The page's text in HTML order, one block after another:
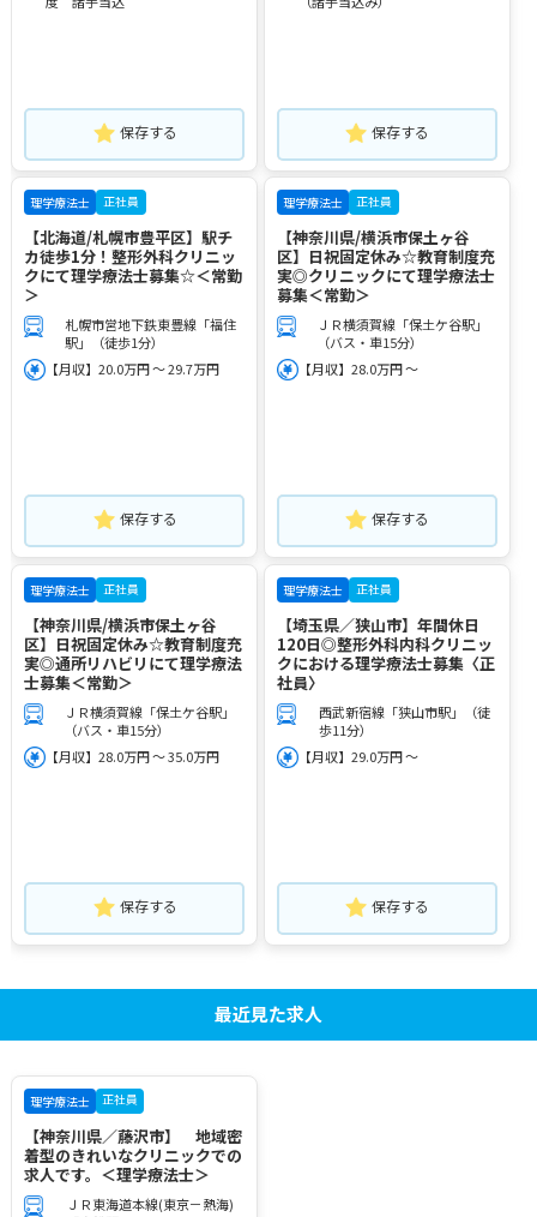
保存する 保存する
理学療法士 正社員
【北海道/札幌市豊平区】駅チ
カ徒歩1分！整形外科クリニッ
クにて理学療法士募集☆＜常勤
＞
札幌市営地下鉄東豊線「福住
駅」（徒歩1分）
【月収】20.0万円 ～ 29.7万円
保存する
理学療法士 正社員
【神奈川県/横浜市保土ヶ谷
区】日祝固定休み☆教育制度充
実◎クリニックにて理学療法士
募集＜常勤＞
ＪＲ横須賀線「保土ケ谷駅」
（バス・車15分）
【月収】28.0万円 ～
保存する
理学療法士 正社員
【神奈川県/横浜市保土ヶ谷
区】日祝固定休み☆教育制度充
実◎通所リハビリにて理学療法
士募集＜常勤＞
ＪＲ横須賀線「保土ケ谷駅」
（バス・車15分）
【月収】28.0万円 ～ 35.0万円
保存する
理学療法士 正社員
【埼玉県／狭山市】年間休日
120日◎整形外科内科クリニッ
クにおける理学療法士募集〈正
社員〉
西武新宿線「狭山市駅」（徒
歩11分）
【月収】29.0万円 ～
保存する
最近見た求人
理学療法士 正社員
【神奈川県／藤沢市】 地域密
着型のきれいなクリニックでの
求人です。＜理学療法士＞
ＪＲ東海道本線(東京－熱海)